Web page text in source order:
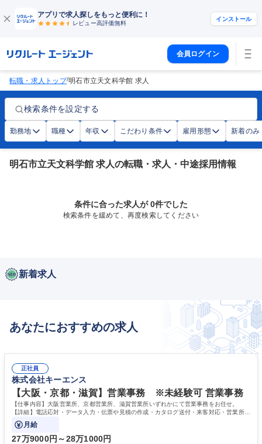
アプリで求人探しをもっと便利に！
レビュー高評価無料
インストール
会員ログイン
転職・求人トップ/明石市立天文科学館 求人
検索条件を設定する
勤務地 職種 年収 こだわり条件 雇用形態 新着のみ
明石市立天文科学館 求人の転職・求人・中途採用情報
条件に合った求人が 0件でした
検索条件を緩めて、再度検索してください
新着求人
あなたにおすすめの求人
正社員
株式会社キーエンス
【大阪・京都・滋賀】営業事務 ※未経験可 営業事務
【仕事内容】大阪営業所、京都営業所、滋賀営業所いずれかにて営業事務をお任せ。
【詳細】電話応対・データ入力・伝票や見積の作成・カタログ送付・来客対応・営業所内
で発生する事務業務や業務改善をお任せ。
月給
27万9000円～28万1000円